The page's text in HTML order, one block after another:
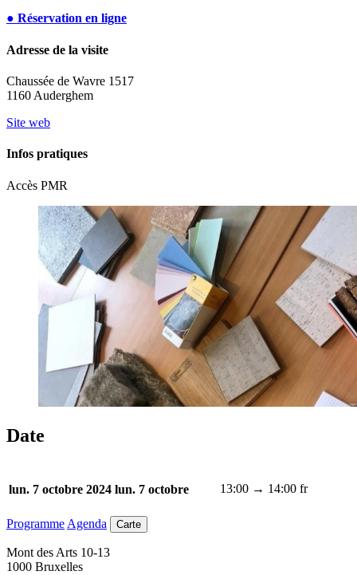
● Réservation en ligne
Adresse de la visite
Chaussée de Wavre 1517
1160 Auderghem
Site web
Infos pratiques
Accès PMR
Date
lun. 7 octobre 2024 lun. 7 octobre 13:00 → 14:00 fr
Programme Agenda Carte
Mont des Arts 10-13
1000 Bruxelles